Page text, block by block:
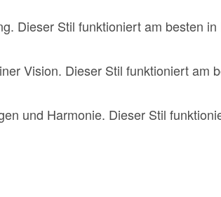
Dieser Stil funktioniert am besten
Vision. Dieser Stil funktioniert am
und Harmonie. Dieser Stil